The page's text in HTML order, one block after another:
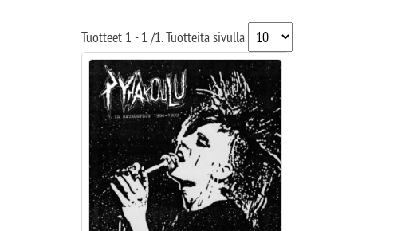
Tuotteet 1 - 1 /1. Tuotteita sivulla